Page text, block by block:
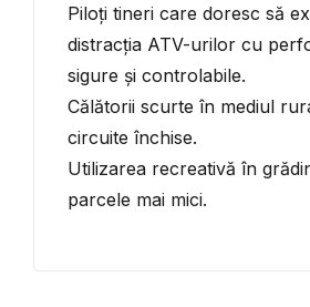
Piloți tineri care doresc să
distracția ATV-urilor cu
sigure și controlabile.
Călătorii scurte în mediul
circuite închise.
Utilizarea recreativă în
parcele mai mici.